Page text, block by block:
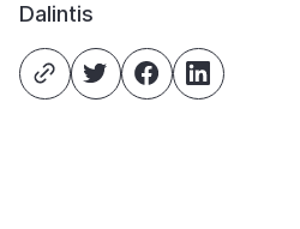
Dalintis